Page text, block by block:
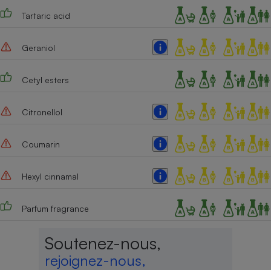
Tartaric acid
Geraniol
Cetyl esters
Citronellol
Coumarin
Hexyl cinnamal
Parfum fragrance
Soutenez-nous,
rejoignez-nous,